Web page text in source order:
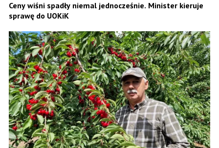
Ceny wiśni spadły niemal jednocześnie. Minister kieruje
sprawę do UOKiK